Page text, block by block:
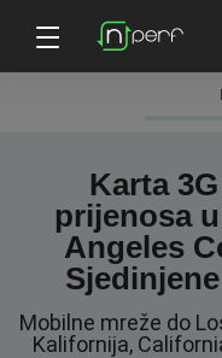
Karta
prijenosa
Angeles
Mobilne mreže do
Kalifornija,